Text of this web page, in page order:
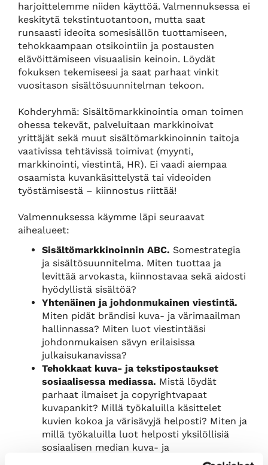
harjoittelemme niiden käyttöä. Valmennuksessa ei
keskitytä tekstintuotantoon, mutta saat
runsaasti ideoita somesisällön tuottamiseen,
tehokkaampaan otsikointiin ja postausten
elävöittämiseen visuaalisin keinoin. Löydät
fokuksen tekemiseesi ja saat parhaat vinkit
vuositason sisältösuunnitelman tekoon.
Kohderyhmä: Sisältömarkkinointia oman toimen
ohessa tekevät, palveluitaan markkinoivat
yrittäjät sekä muut sisältömarkkinoinnin taitoja
vaativissa tehtävissä toimivat (myynti,
markkinointi, viestintä, HR). Ei vaadi aiempaa
osaamista kuvankäsittelystä tai videoiden
työstämisestä – kiinnostus riittää!
Valmennuksessa käymme läpi seuraavat
aihealueet:
Sisältömarkkinoinnin ABC. Somestrategia
ja sisältösuunnitelma. Miten tuottaa ja
levittää arvokasta, kiinnostavaa sekä aidosti
hyödyllistä sisältöä?
Yhtenäinen ja johdonmukainen viestintä.
Miten pidät brändisi kuva- ja värimaailman
hallinnassa? Miten luot viestintääsi
johdonmukaisen sävyn erilaisissa
julkaisukanavissa?
Tehokkaat kuva- ja tekstipostaukset
sosiaalisessa mediassa. Mistä löydät
parhaat ilmaiset ja copyrightvapaat
kuvapankit? Millä työkaluilla käsittelet
kuvien kokoa ja värisävyjä helposti? Miten ja
millä työkaluilla luot helposti yksilöllisiä
sosiaalisen median kuva- ja
tekstipostauksia? Miten luot FB-, LinkedIn